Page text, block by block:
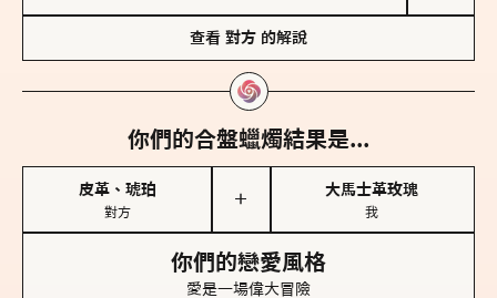
查看 對方 的解說
你們的合盤蠟燭結果是...
皮革、琥珀
對方
＋
大馬士革玫瑰
我
你們的戀愛風格
愛是一場偉大冒險